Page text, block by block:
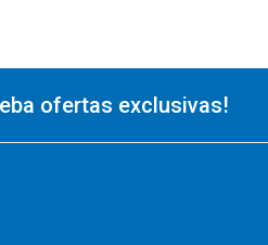
ofertas exclusivas!